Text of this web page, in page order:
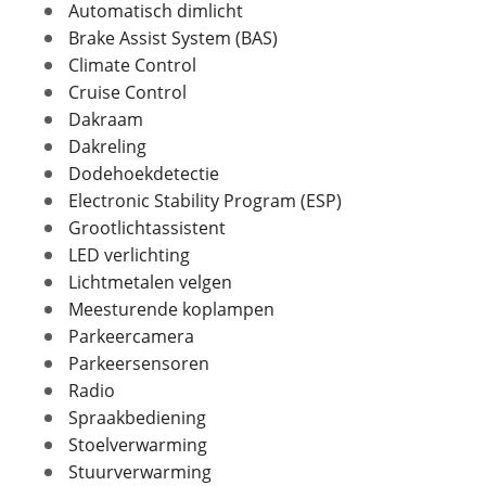
Verbruik en milieu
Brandstof
Nevenbrandstof
Inhoud brandstoftank
CO2 uitstoot
120,0 gram per kilometer
Financieel
Prijs
Inclusief BPM
BPM
Wegenbelasting
(gemiddeld p/m)
BTW/marge
Automatisch dimlicht
Brake Assist System (BAS)
Climate Control
Cruise Control
Dakraam
Dakreling
Dodehoekdetectie
Electronic Stability Program (ESP)
Grootlichtassistent
LED verlichting
Lichtmetalen velgen
Meesturende koplampen
Parkeercamera
Parkeersensoren
Radio
Spraakbediening
Stoelverwarming
Stuurverwarming
Foto's
Klik hier om foto's te uploaden
(optioneel)
JPG, PNG (max 10 foto's)
Jouw contactgegevens
Naam
E-mailadres
Telefoonnummer (optioneel)